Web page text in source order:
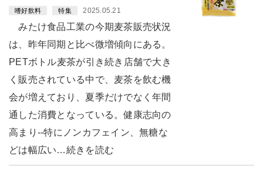
嗜好飲料 特集 2025.05.21
みたけ食品工業の今期麦茶販売状況
は、昨年同期と比べ微増傾向にある。
PETボトル麦茶が引き続き店舗で大き
く販売されている中で、麦茶を飲む機
会が増えており、夏季だけでなく年間
通した消費となっている。健康志向の
高まり--特にノンカフェイン、無糖な
どは幅広い…続きを読む